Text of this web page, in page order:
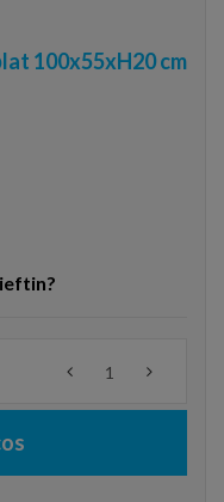
100x55xH20 cm